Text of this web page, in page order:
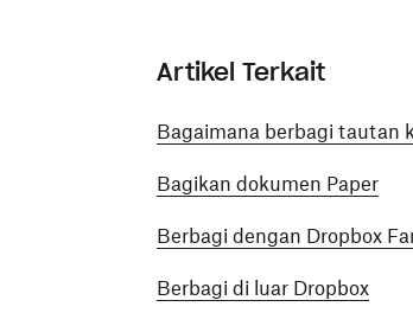
Artikel Terkait
Bagaimana berbagi tautan
Bagikan dokumen Paper
Berbagi dengan Dropbox
Berbagi di luar Dropbox